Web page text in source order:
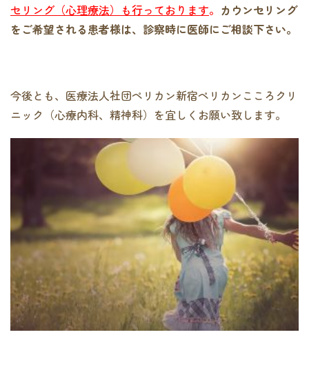
セリング（心理療法）も行っております。 カウンセリング
をご希望される患者様は、診察時に医師にご相談下さい。
今後とも、医療法人社団ペリカン新宿ペリカンこころクリ
ニック（心療内科、精神科）を宜しくお願い致します。